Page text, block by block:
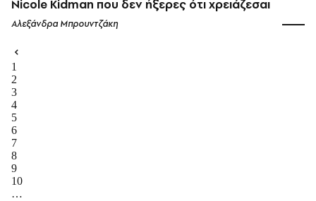
Nicole Kidman που δεν ήξερες ότι χρειάζεσαι
Αλεξάνδρα Μπρουντζάκη
1
2
3
4
5
6
7
8
9
10
…